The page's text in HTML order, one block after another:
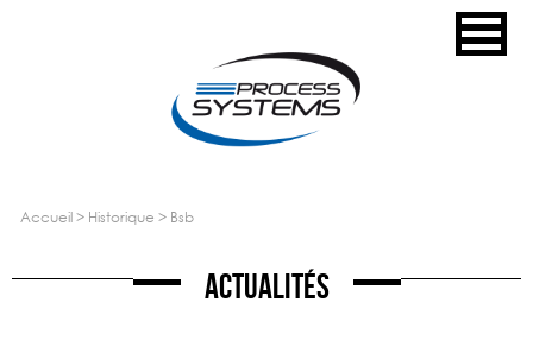
accueil> historique > bsb
Actualités